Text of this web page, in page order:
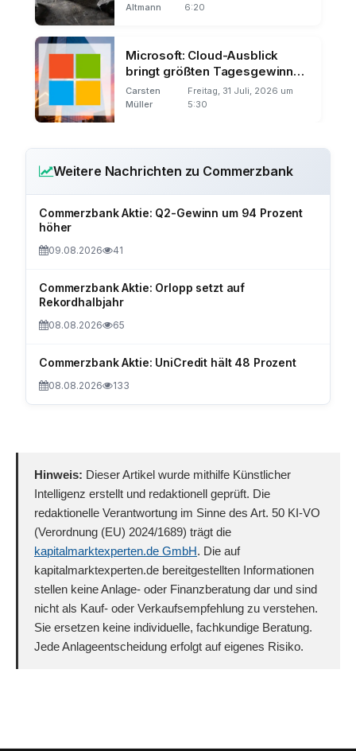
Altmann
6:20
Microsoft: Cloud-Ausblick
bringt größten Tagesgewinn
der Börsengeschichte
Carsten
Müller
Freitag, 31 Juli, 2026 um
5:30
Weitere Nachrichten zu Commerzbank
Commerzbank Aktie: Q2-Gewinn um 94 Prozent
höher
09.08.2026 41
Commerzbank Aktie: Orlopp setzt auf
Rekordhalbjahr
08.08.2026 65
Commerzbank Aktie: UniCredit hält 48 Prozent
08.08.2026 133
Hinweis: Dieser Artikel wurde mithilfe Künstlicher
Intelligenz erstellt und redaktionell geprüft. Die
redaktionelle Verantwortung im Sinne des Art. 50 KI-VO
(Verordnung (EU) 2024/1689) trägt die
kapitalmarktexperten.de GmbH. Die auf
kapitalmarktexperten.de bereitgestellten Informationen
stellen keine Anlage- oder Finanzberatung dar und sind
nicht als Kauf- oder Verkaufsempfehlung zu verstehen.
Sie ersetzen keine individuelle, fachkundige Beratung.
Jede Anlageentscheidung erfolgt auf eigenes Risiko.